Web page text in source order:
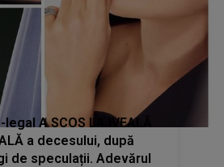
A SCOS LA IVEALĂ
a decesului, după
de speculații. Adevărul